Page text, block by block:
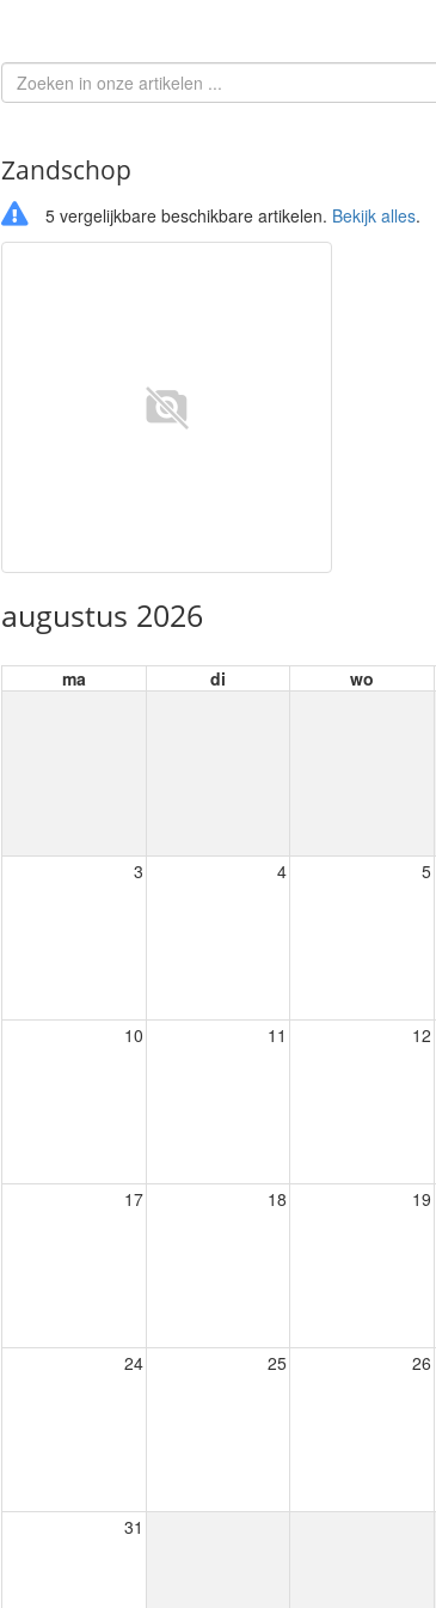
Zandschop
5 vergelijkbare beschikbare artikelen. Bekijk alles.
augustus 2026
ma di wo
3 4 5
10 11 12
17 18 19
24 25 26
31